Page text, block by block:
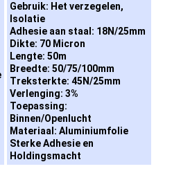
de glasdoek
Gebruik: Het verzegelen,
Isolatie
Adhesie aan staal: 18N/25mm
Dikte: 70 Micron
Lengte: 50m
Breedte: 50/75/100mm
Treksterkte: 45N/25mm
Verlenging: 3%
Toepassing:
Binnen/Openlucht
Materiaal: Aluminiumfolie
Sterke Adhesie en
Holdingsmacht